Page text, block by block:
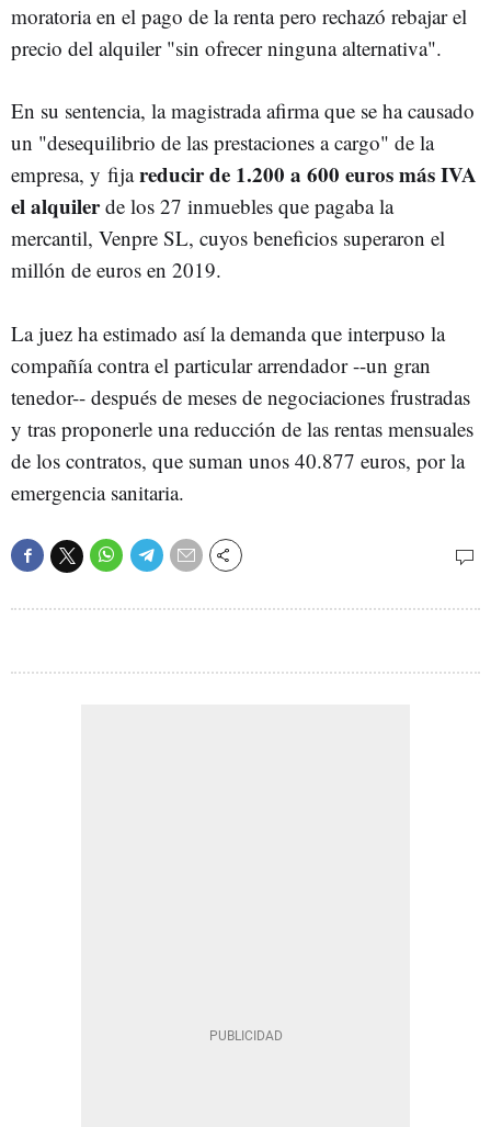
moratoria en el pago de la renta pero rechazó rebajar el
precio del alquiler "sin ofrecer ninguna alternativa".
En su sentencia, la magistrada afirma que se ha causado
un "desequilibrio de las prestaciones a cargo" de la
empresa, y fijareducir de 1.200 a 600 euros más IVA
el alquilerde los 27 inmuebles que pagaba la
mercantil, Venpre SL, cuyos beneficios superaron el
millón de euros en 2019.
La juez ha estimado así la demanda que interpuso la
compañía contra el particular arrendador --un gran
tenedor-- después de meses de negociaciones frustradas
y tras proponerle una reducción de las rentas mensuales
de los contratos, que suman unos 40.877 euros, por la
emergencia sanitaria.